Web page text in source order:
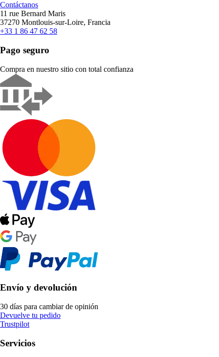
Contáctanos
11 rue Bernard Maris
37270 Montlouis-sur-Loire, Francia
+33 1 86 47 62 58
Pago seguro
Compra en nuestro sitio con total confianza
Envío y devolución
30 días para cambiar de opinión
Devuelve tu pedido
Trustpilot
Servicios